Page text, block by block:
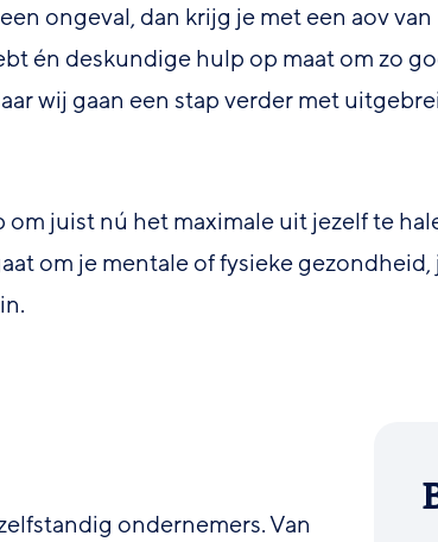
ongeval, dan krijg je met een aov van
én deskundige hulp op maat om zo
wij gaan een stap verder met
juist nú het maximale uit jezelf te
om je mentale of fysieke gezondheid,
ondernemers. Van